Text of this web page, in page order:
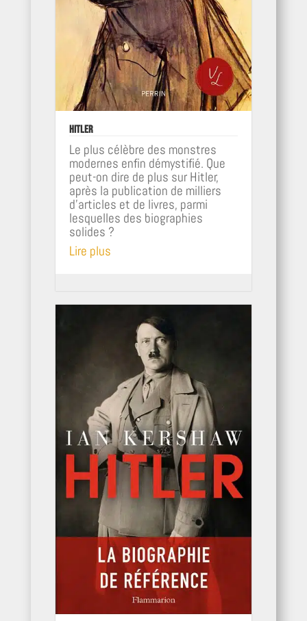
Hitler
Le plus célèbre des monstres
modernes enfin démystifié. Que
peut-on dire de plus sur Hitler,
après la publication de milliers
d'articles et de livres, parmi
lesquelles des biographies
solides ?
Lire plus